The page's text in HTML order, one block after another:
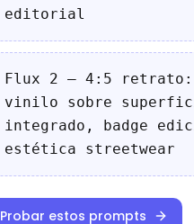
editorial
Flux 2 — 4:5 retrato:
vinilo sobre
integrado, badge
estética streetwear
Probar estos prompts